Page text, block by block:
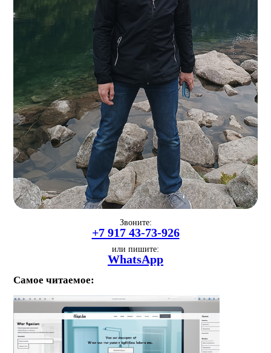
Звоните:
+7 917 43-73-926
или пишите:
WhatsApp
Самое читаемое: